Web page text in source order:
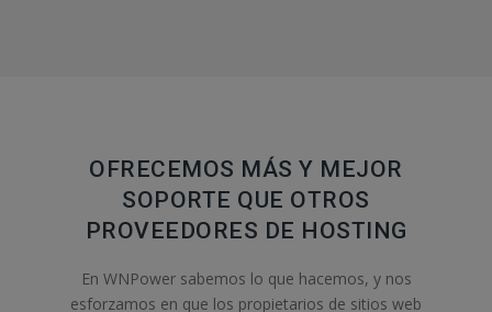
OFRECEMOS MÁS Y MEJOR
SOPORTE QUE OTROS
PROVEEDORES DE HOSTING
En WNPower sabemos lo que hacemos, y nos
esforzamos en que los propietarios de sitios web